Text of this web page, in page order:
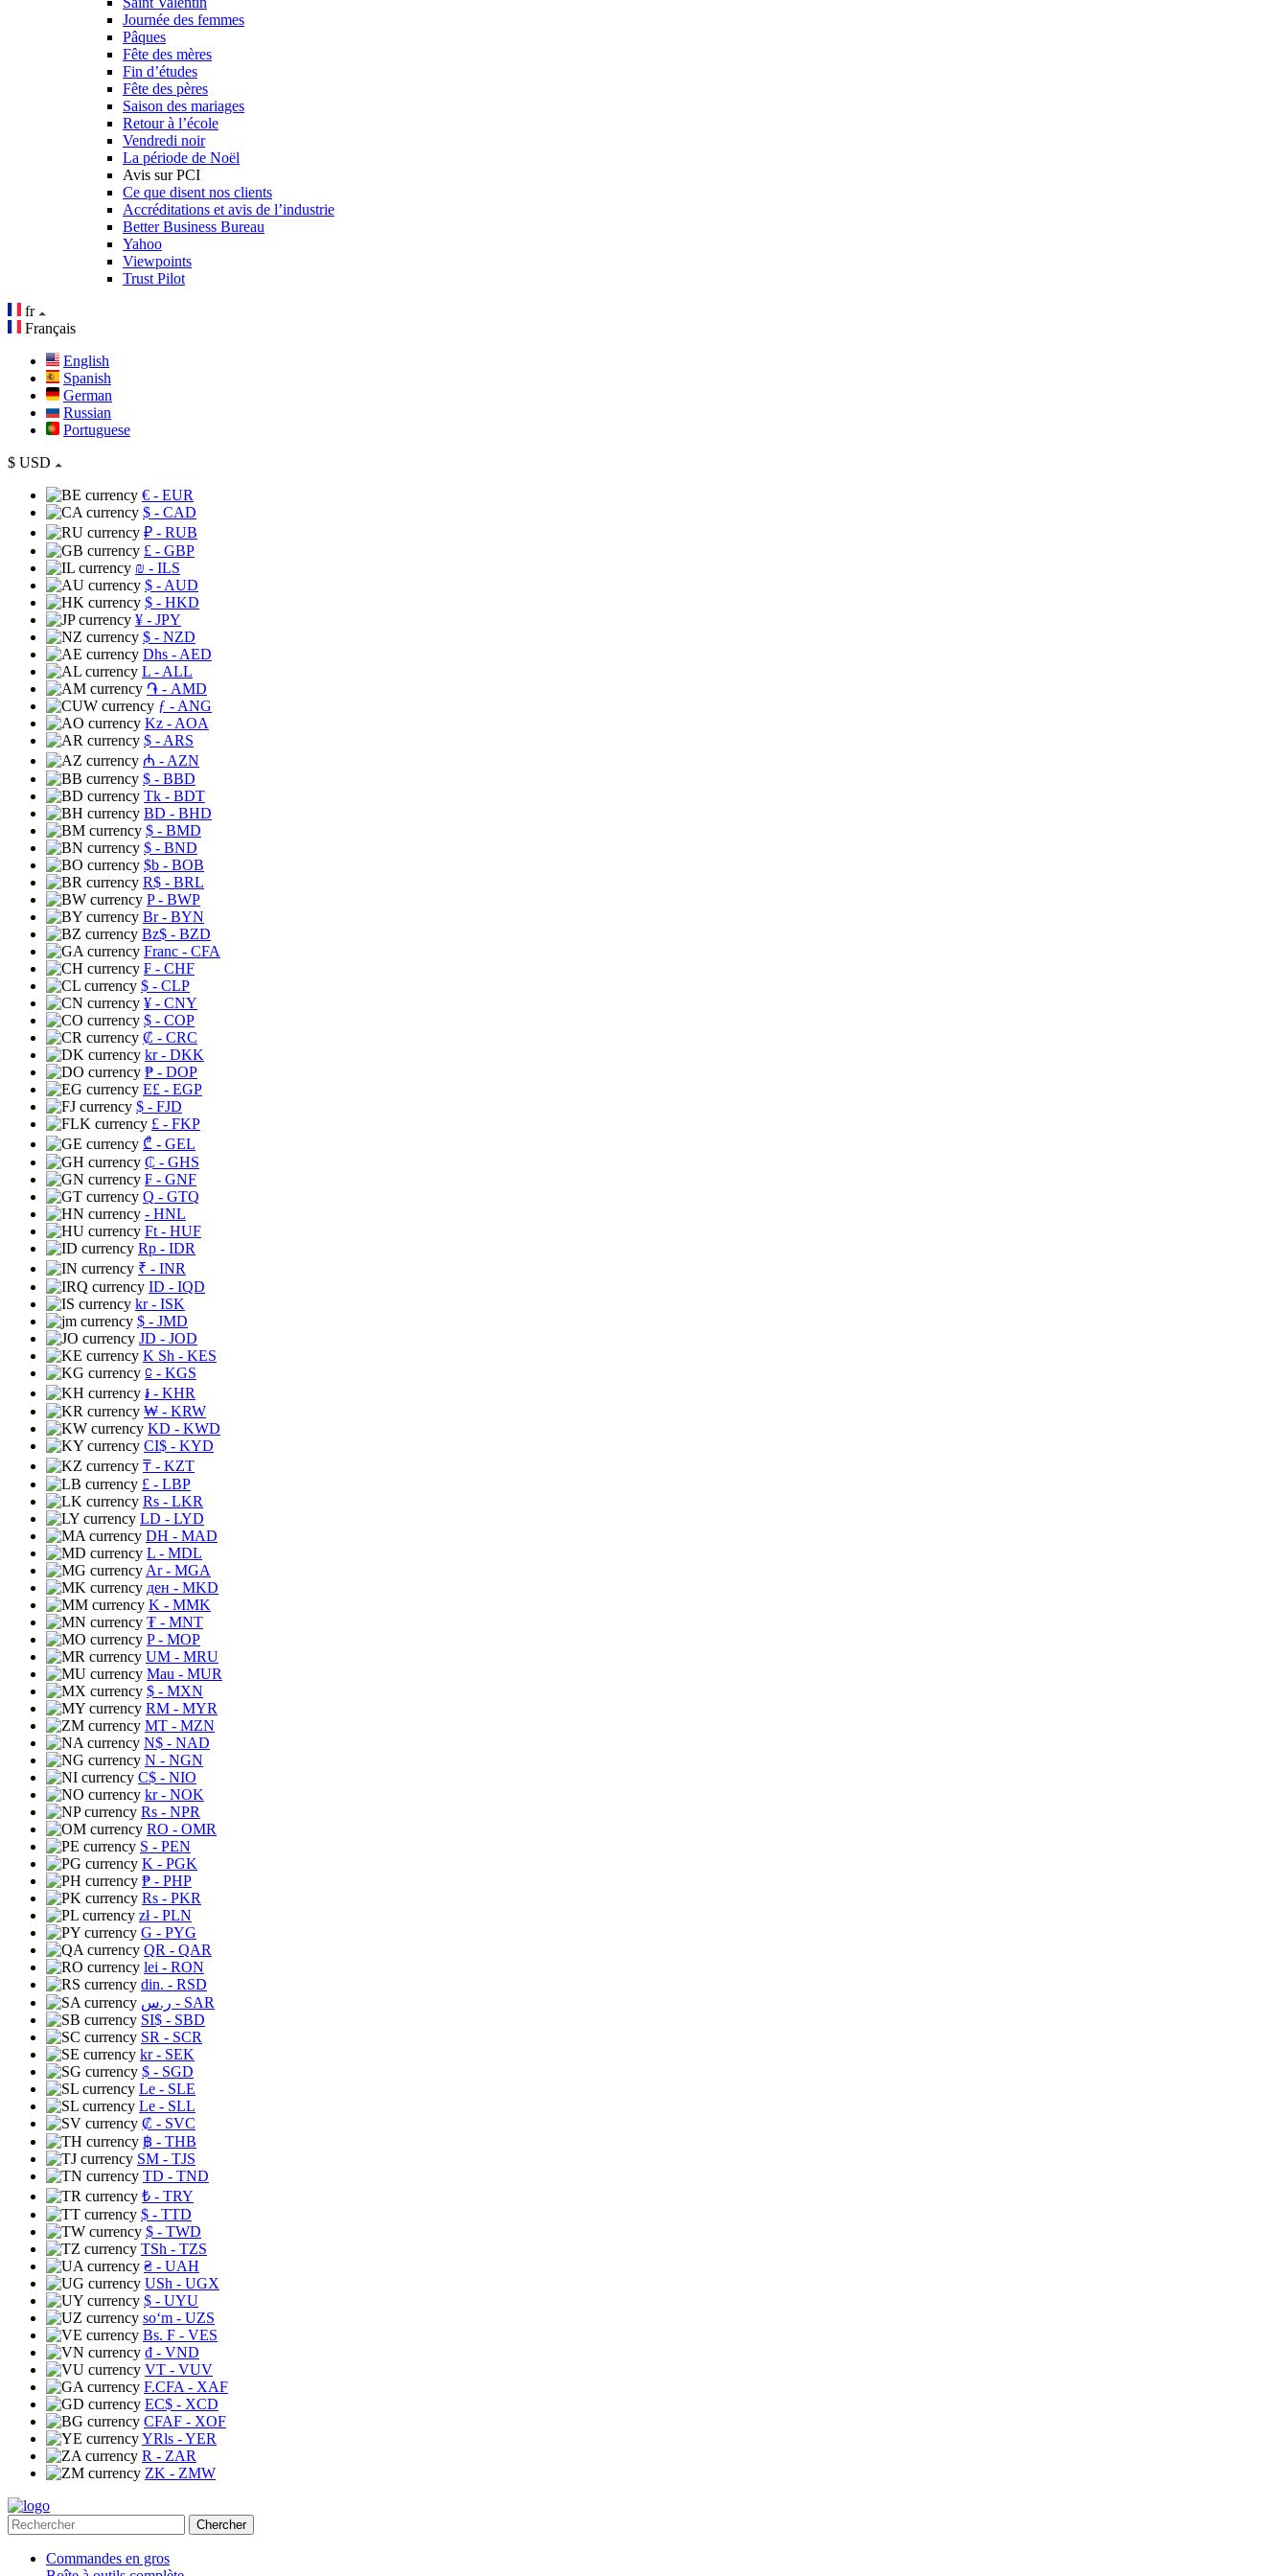
Journée des femmes
Pâques
Fête des mères
Fin d’études
Fête des pères
Saison des mariages
Retour à l’école
Vendredi noir
La période de Noël
Avis sur PCI
Ce que disent nos clients
Accréditations et avis de l’industrie
Better Business Bureau
Yahoo
Viewpoints
Trust Pilot
fr
Français
English
Spanish
German
Russian
Portuguese
$ USD
€ - EUR
$ - CAD
₽ - RUB
£ - GBP
₪ - ILS
$ - AUD
$ - HKD
¥ - JPY
$ - NZD
Dhs - AED
L - ALL
֏ - AMD
ƒ - ANG
Kz - AOA
$ - ARS
₼ - AZN
$ - BBD
Tk - BDT
BD - BHD
$ - BMD
$ - BND
$b - BOB
R$ - BRL
P- BWP
Br- BYN
Bz$ - BZD
Franc - CFA
₣ - CHF
$ - CLP
¥ - CNY
$ - COP
₡ - CRC
kr- DKK
₱ - DOP
E£ - EGP
$ - FJD
£ - FKP
₾ - GEL
₵ - GHS
₣ - GNF
Q - GTQ
- HNL
Ft - HUF
Rp - IDR
₹ - INR
ID - IQD
kr- ISK
$ - JMD
JD - JOD
K Sh - KES
⃀ - KGS
៛ - KHR
₩ - KRW
KD - KWD
CI$ - KYD
₸ - KZT
£ - LBP
Rs - LKR
LD - LYD
DH - MAD
L - MDL
Ar- MGA
ден - MKD
K - MMK
₮ - MNT
P- MOP
UM - MRU
Mau - MUR
$ - MXN
RM - MYR
MT - MZN
N$ - NAD
N - NGN
C$ - NIO
kr- NOK
Rs - NPR
RO - OMR
S - PEN
K - PGK
₱ - PHP
Rs - PKR
zł- PLN
G - PYG
QR - QAR
lei - RON
din. - RSD
ر.س - SAR
SI$ - SBD
SR - SCR
kr- SEK
$ - SGD
Le - SLE
Le - SLL
₡ - SVC
฿ - THB
ЅМ - TJS
TD - TND
₺ - TRY
$ - TTD
$ - TWD
TSh - TZS
₴ - UAH
USh - UGX
$ - UYU
soʻm - UZS
Bs. F - VES
₫ - VND
VT - VUV
F.CFA - XAF
EC$ - XCD
CFAF - XOF
YRls - YER
R - ZAR
ZK - ZMW
Chercher
Commandes en gros